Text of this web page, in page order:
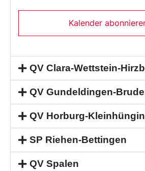
Kalender
QV Clara-Wettstein-
QV Gundeldingen-
QV Horburg-
SP Riehen-Bettingen
QV Spalen